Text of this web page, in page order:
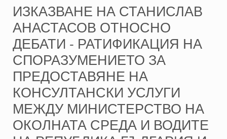
ИЗКАЗВАНЕ НА СТАНИСЛАВ
АНАСТАСОВ ОТНОСНО
ДЕБАТИ - РАТИФИКАЦИЯ НА
СПОРАЗУМЕНИЕТО ЗА
ПРЕДОСТАВЯНЕ НА
КОНСУЛТАНСКИ УСЛУГИ
МЕЖДУ МИНИСТЕРСТВО НА
ОКОЛНАТА СРЕДА И ВОДИТЕ